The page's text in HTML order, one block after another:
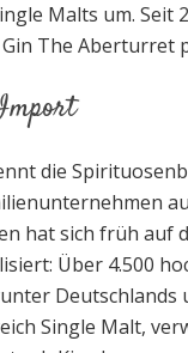
Malts um. Seit
The Aberturret
die
hat sich früh auf
Über 4.500
Deutschlands
Single Malt,